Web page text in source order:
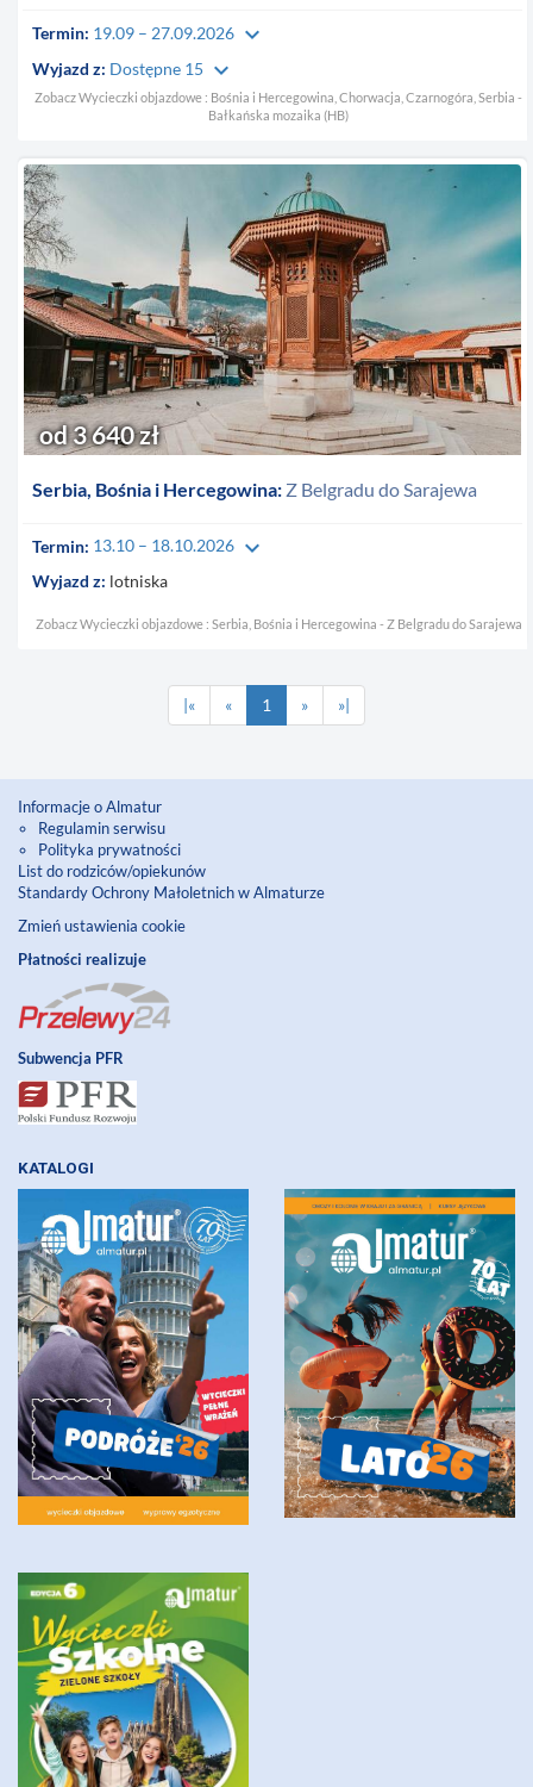
Termin: 19.09 – 27.09.2026 keyboard_arrow_down
Wyjazd z: Dostępne 15 keyboard_arrow_down
Zobacz Wycieczki objazdowe : Bośnia i Hercegowina, Chorwacja, Czarnogóra, Serbia -
Bałkańska mozaika (HB)
Serbia, Bośnia i Hercegowina: Z Belgradu do Sarajewa
od 3 640 zł
Termin: 13.10 – 18.10.2026 keyboard_arrow_down
Wyjazd z: lotniska
Zobacz Wycieczki objazdowe : Serbia, Bośnia i Hercegowina - Z Belgradu do Sarajewa
|« « 1 » »|
Informacje o Almatur
Regulamin serwisu
Polityka prywatności
List do rodziców/opiekunów
Standardy Ochrony Małoletnich w Almaturze
Zmień ustawienia cookie
Płatności realizuje
Subwencja PFR
KATALOGI